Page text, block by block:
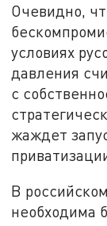
Очевидно,
условиях
давления
с
жаждет
В
необходима